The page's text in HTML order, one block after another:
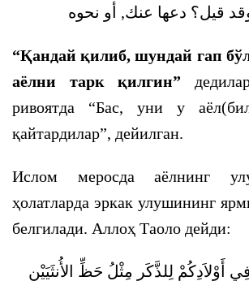
قيل؟ دعها عنك, أو نحوه
“Қандай қилиб, шундай гап
аёлни тарк қилгин”
ривоятда “Бас, уни у
қайтардилар”, дейилган.
Ислом меросда аёлнинг
ҳолатларда эркак улушининг
белгилади. Аллоҳ Таоло дейди:
أَوْلاَدِكُمْ لِلذَّكَرِ مِثْلُ حَظِّ الأُنثَيَيْنِ